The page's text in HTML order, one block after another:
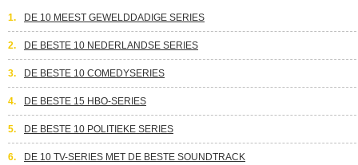
1. DE 10 MEEST GEWELDDADIGE SERIES
2. DE BESTE 10 NEDERLANDSE SERIES
3. DE BESTE 10 COMEDYSERIES
4. DE BESTE 15 HBO-SERIES
5. DE BESTE 10 POLITIEKE SERIES
6. DE 10 TV-SERIES MET DE BESTE SOUNDTRACK